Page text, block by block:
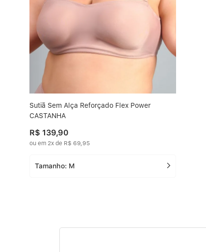
Sutiã Sem Alça Reforçado Flex Power
CASTANHA
R$ 139,90
ou em 2x de R$ 69,95
Tamanho: M